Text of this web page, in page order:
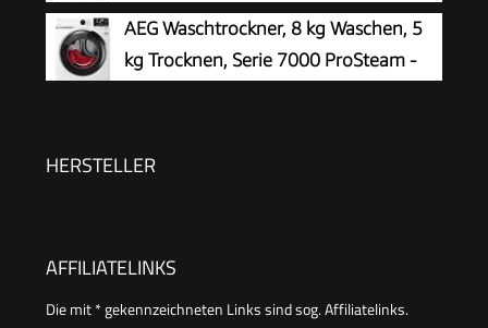
Garantie | 8 kg Waschen, 5 kg Trocknen
| Invertermotor | 1400 U/Min | Waschmaschine
mit Trockner integriert | WAT 7186 titan
AEG Waschtrockner, 8 kg Waschen, 5
kg Trocknen, Serie 7000 ProSteam -
Mengenautomatik, Inverter Motor, 1400 U/min,
HERSTELLER
AFFILIATELINKS
Die mit * gekennzeichneten Links sind sog. Affiliatelinks.